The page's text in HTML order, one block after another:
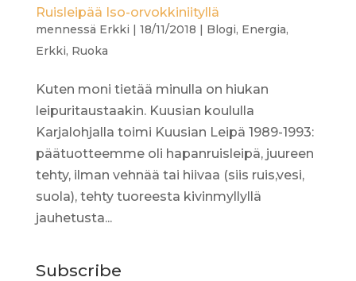
Ruisleipää Iso-orvokkiniityllä
mennessä Erkki | 18/11/2018 | Blogi, Energia,
Erkki, Ruoka
Kuten moni tietää minulla on hiukan
leipuritaustaakin. Kuusian koululla
Karjalohjalla toimi Kuusian Leipä 1989-1993:
päätuotteemme oli hapanruisleipä, juureen
tehty, ilman vehnää tai hiivaa (siis ruis,vesi,
suola), tehty tuoreesta kivinmyllyllä
jauhetusta...
Subscribe